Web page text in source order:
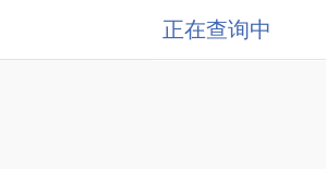
正在查询中